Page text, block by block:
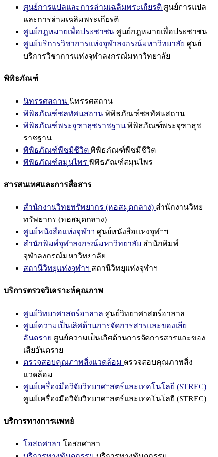
ศูนย์การแปลและการล่ามเฉลิมพระเกียรติ ศูนย์การแปล
และการล่ามเฉลิมพระเกียรติ
ศูนย์กฎหมายเพื่อประชาชน ศูนย์กฎหมายเพื่อประชาชน
ศูนย์บริการวิชาการแห่งจุฬาลงกรณ์มหาวิทยาลัย ศูนย์
บริการวิชาการแห่งจุฬาลงกรณ์มหาวิทยาลัย
พิพิธภัณฑ์
นิทรรศสถาน นิทรรศสถาน
พิพิธภัณฑ์ชลทัศนสถาน พิพิธภัณฑ์ชลทัศนสถาน
พิพิธภัณฑ์พระจุฑาธุชราชฐาน พิพิธภัณฑ์พระจุฑาธุช
ราชฐาน
พิพิธภัณฑ์พืชมีชีวิต พิพิธภัณฑ์พืชมีชีวิต
พิพิธภัณฑ์สมุนไพร พิพิธภัณฑ์สมุนไพร
สารสนเทศและการสื่อสาร
สำนักงานวิทยทรัพยากร (หอสมุดกลาง) สำนักงานวิทย
ทรัพยากร (หอสมุดกลาง)
ศูนย์หนังสือแห่งจุฬาฯ ศูนย์หนังสือแห่งจุฬาฯ
สำนักพิมพ์จุฬาลงกรณ์มหาวิทยาลัย สำนักพิมพ์
จุฬาลงกรณ์มหาวิทยาลัย
สถานีวิทยุแห่งจุฬาฯ สถานีวิทยุแห่งจุฬาฯ
บริการตรวจวิเคราะห์คุณภาพ
ศูนย์วิทยาศาสตร์ฮาลาล ศูนย์วิทยาศาสตร์ฮาลาล
ศูนย์ความเป็นเลิศด้านการจัดการสารและของเสีย
อันตราย ศูนย์ความเป็นเลิศด้านการจัดการสารและของ
เสียอันตราย
ตรวจสอบคุณภาพสิ่งแวดล้อม ตรวจสอบคุณภาพสิ่ง
แวดล้อม
ศูนย์เครื่องมือวิจัยวิทยาศาสตร์และเทคโนโลยี (STREC)
ศูนย์เครื่องมือวิจัยวิทยาศาสตร์และเทคโนโลยี (STREC)
บริการทางการแพทย์
โอสถศาลา โอสถศาลา